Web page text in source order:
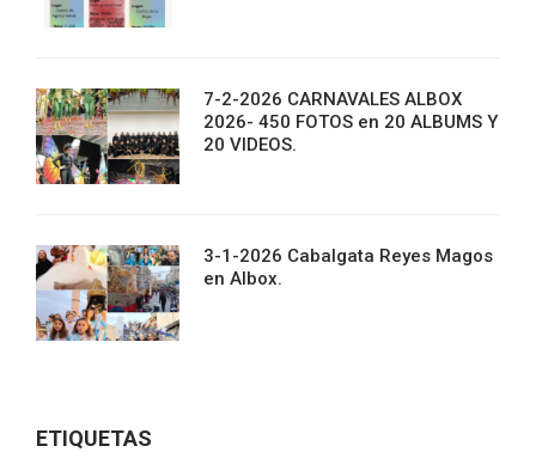
7-2-2026 CARNAVALES ALBOX
2026- 450 FOTOS en 20 ALBUMS Y
20 VIDEOS.
3-1-2026 Cabalgata Reyes Magos
en Albox.
ETIQUETAS